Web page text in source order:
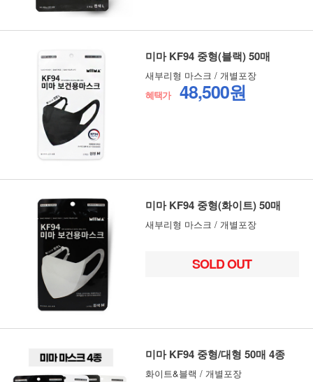
미마 KF94 중형(블랙) 50매
새부리형 마스크 / 개별포장
혜택가
48,500원
미마 KF94 중형(화이트) 50매
새부리형 마스크 / 개별포장
SOLD OUT
미마 KF94 중형/대형 50매 4종
화이트&블랙 / 개별포장